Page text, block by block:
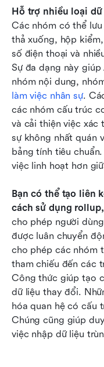
Hỗ trợ nhiều loại
Các nhóm có thể
thả xuống, hộp
số điện thoại và
Sự đa dạng này
nhóm nội dung,
làm việc nhân sự.
các nhóm cấu trúc
và cải thiện việc xác
sự không nhất quán
bảng tính tiêu
việc linh hoạt hơn
Bạn có thể tạo liên
cách sử dụng
cho phép người
được luân chuyển
cho phép các nhóm
tham chiếu đến các
Công thức giúp tạo
dữ liệu thay đổi.
hóa quan hệ có cấu
Chúng cũng giúp
việc nhập dữ liệu